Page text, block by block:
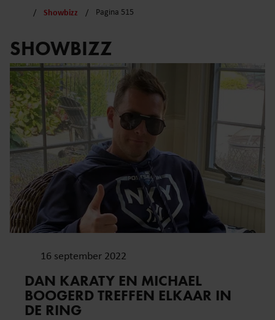
Showbizz Pagina 515
SHOWBIZZ
16 september 2022
DAN KARATY EN MICHAEL
BOOGERD TREFFEN ELKAAR IN
DE RING